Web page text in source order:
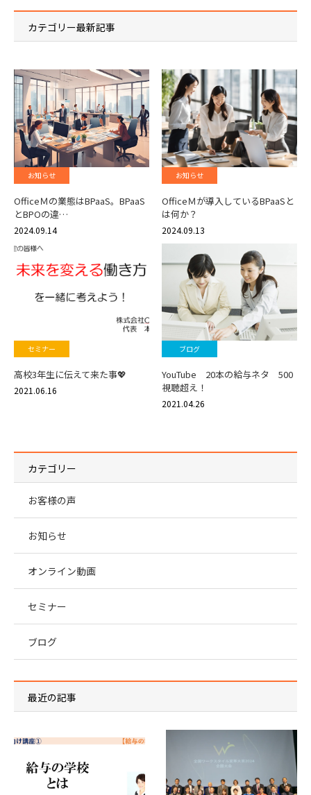
カテゴリー最新記事
お知らせ
OfficeＭの業態はBPaaS。BPaaS
とBPOの違…
2024.09.14
お知らせ
OfficeＭが導入しているBPaaSと
は何か？
2024.09.13
セミナー
高校3年生に伝えて来た事💖
2021.06.16
ブログ
YouTube 20本の給与ネタ 500
視聴超え！
2021.04.26
カテゴリー
お客様の声
お知らせ
オンライン動画
セミナー
ブログ
最近の記事